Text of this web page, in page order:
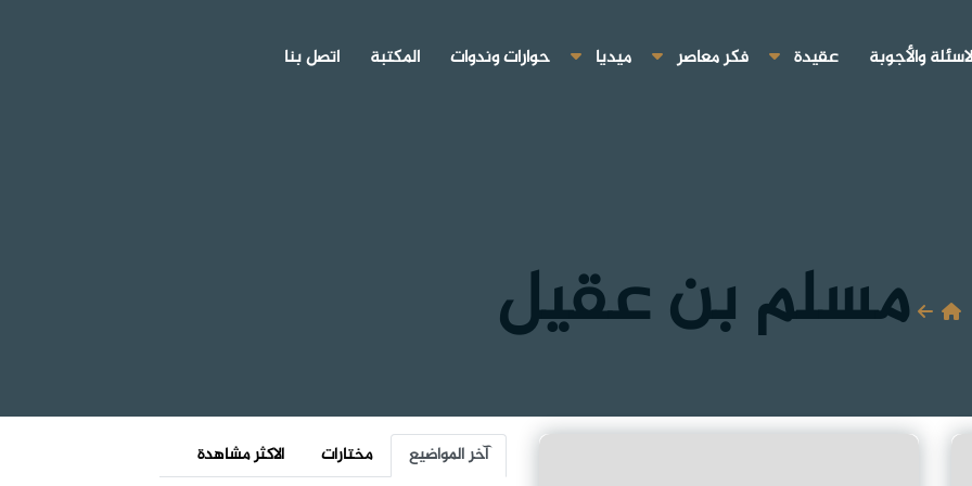
والأجوبة عقيدة فكر معاصر ميديا حوارات وندوات المكتبة اتصل بنا
مسلم بن عقيل
آخر المواضيع مختارات
الاكثر مشاهدة